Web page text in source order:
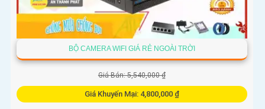
BỘ CAMERA WIFI GIÁ RẺ NGOÀI TRỜI
Giá Bán: 5,540,000 ₫
Giá Khuyến Mại: 4,800,000 ₫